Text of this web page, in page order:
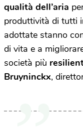
qualità dell’aria
produttività di tutti
adottate stanno
di vita e a
società più
Bruyninckx,